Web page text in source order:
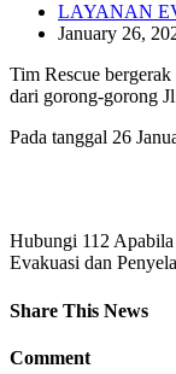
LAYANAN
January 26,
Tim Rescue
dari gorong-gorong
Pada tanggal 26
Hubungi 112
Evakuasi dan
Share This News
Comment